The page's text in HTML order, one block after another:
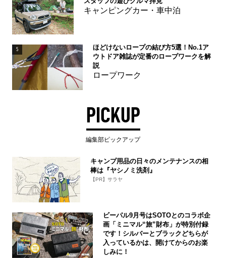
キャンピングカー・車中泊
5
ほどけないロープの結び方5選！No.1ア
ウトドア雑誌が定番のロープワークを解
説
ロープワーク
PICKUP
編集部ピックアップ
キャンプ用品の日々のメンテナンスの相
棒は『ヤシノミ洗剤』
【PR】サラヤ
ビーパル9月号はSOTOとのコラボ企
画「ミニマル“旅”財布」が特別付録
です！シルバーとブラックどちらが
入っているかは、開けてからのお楽
しみに！